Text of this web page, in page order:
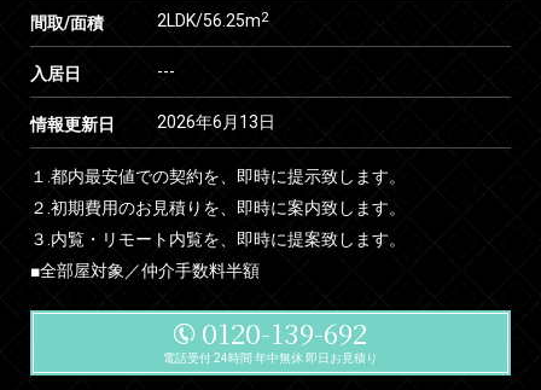
間取/面積 2LDK/56.25m2
入居日 ---
情報更新日 2026年6月13日
１.都内最安値での契約を、即時に提示致します。
２.初期費用のお見積りを、即時に案内致します。
３.内覧・リモート内覧を、即時に提案致します。
■全部屋対象／仲介手数料半額
0120-139-692
電話受付 24時間 年中無休 即日お見積り